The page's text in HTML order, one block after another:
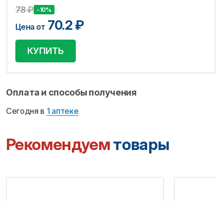
78₽ -10%
Цена от 70.2₽
КУПИТЬ
Оплата и способы получения
Сегодня в 1 аптеке
Рекомендуемтовары